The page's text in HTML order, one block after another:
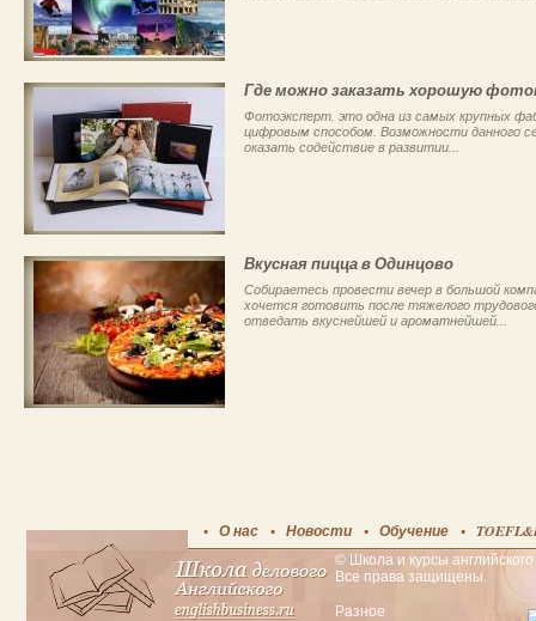
Где можно заказать хорошую
Фотоэксперт, это одна из самых крупных
цифровым способом. Возможности данного
оказать содействие в развитии...
Вкусная пицца в Одинцово
Собираетесь провести вечер в большой
хочется готовить после тяжелого
отведать вкуснейшей и ароматнейшей...
О нас Новости Обучение
© Школа и курсы
Все права защищены.
Разное